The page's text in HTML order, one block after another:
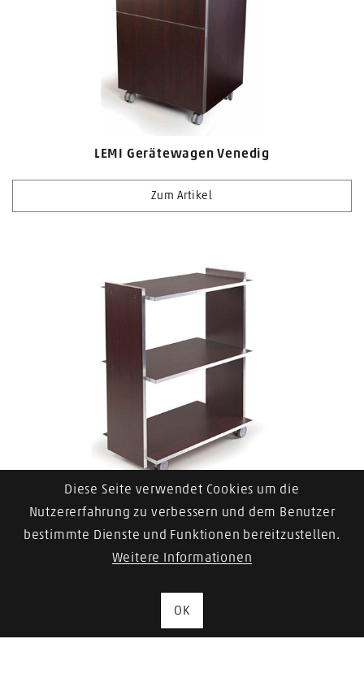
LEMI Gerätewagen Venedig
Zum Artikel
LEMI Gerätewagen Teramo
Diese Seite verwendet Cookies um die
Nutzererfahrung zu verbessern und dem Benutzer
bestimmte Dienste und Funktionen bereitzustellen.
Weitere Informationen
OK